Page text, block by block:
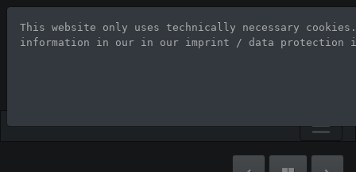
Stock Photo
This website only uses technically necessary
information in our in our imprint / data protection